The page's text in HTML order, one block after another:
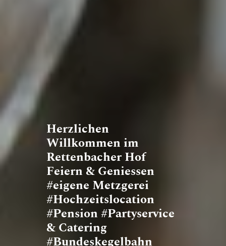
Herzlichen
Willkommen im
Rettenbacher Hof
Feiern & Geniessen
#eigene Metzgerei
#Hochzeitslocation
#Pension #Partyservice
& Catering
#Bundeskegelbahn